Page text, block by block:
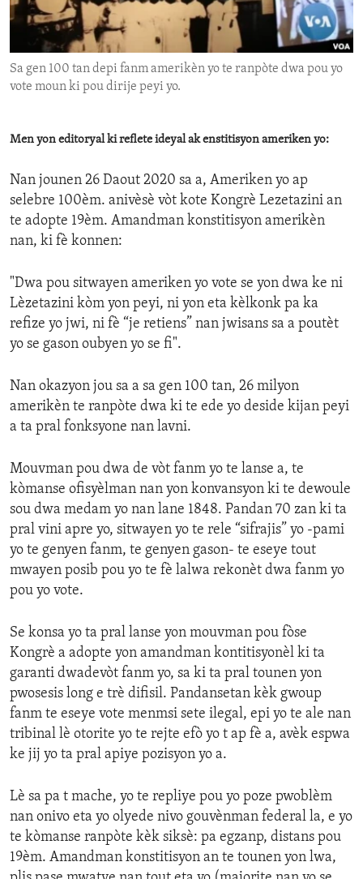
ENVIRONMENT AND HEALTH
IDEALS AND INSTITUTIONS
Sa gen 100 tan depi fanm amerikèn yo te ranpòte dwa pou yo
vote moun ki pou dirije peyi yo.
Men yon editoryal ki reflete ideyal ak enstitisyon ameriken yo:
Nan jounen 26 Daout 2020 sa a, Ameriken yo ap
selebre 100èm. anivèsè vòt kote Kongrè Lezetazini an
te adopte 19èm. Amandman konstitisyon amerikèn
nan, ki fè konnen:
"Dwa pou sitwayen ameriken yo vote se yon dwa ke ni
Lèzetazini kòm yon peyi, ni yon eta kèlkonk pa ka
refize yo jwi, ni fè “je retiens” nan jwisans sa a poutèt
yo se gason oubyen yo se fi".
Nan okazyon jou sa a sa gen 100 tan, 26 milyon
amerikèn te ranpòte dwa ki te ede yo deside kijan peyi
a ta pral fonksyone nan lavni.
Mouvman pou dwa de vòt fanm yo te lanse a, te
kòmanse ofisyèlman nan yon konvansyon ki te dewoule
sou dwa medam yo nan lane 1848. Pandan 70 zan ki ta
pral vini apre yo, sitwayen yo te rele “sifrajis” yo -pami
yo te genyen fanm, te genyen gason- te eseye tout
mwayen posib pou yo te fè lalwa rekonèt dwa fanm yo
pou yo vote.
Se konsa yo ta pral lanse yon mouvman pou fòse
Kongrè a adopte yon amandman kontitisyonèl ki ta
garanti dwadevòt fanm yo, sa ki ta pral tounen yon
pwosesis long e trè difisil. Pandansetan kèk gwoup
fanm te eseye vote menmsi sete ilegal, epi yo te ale nan
tribinal lè otorite yo te rejte efò yo t ap fè a, avèk espwa
ke jij yo ta pral apiye pozisyon yo a.
Lè sa pa t mache, yo te repliye pou yo poze pwoblèm
nan onivo eta yo olyede nivo gouvènman federal la, e yo
te kòmanse ranpòte kèk siksè: pa egzanp, distans pou
19èm. Amandman konstitisyon an te tounen yon lwa,